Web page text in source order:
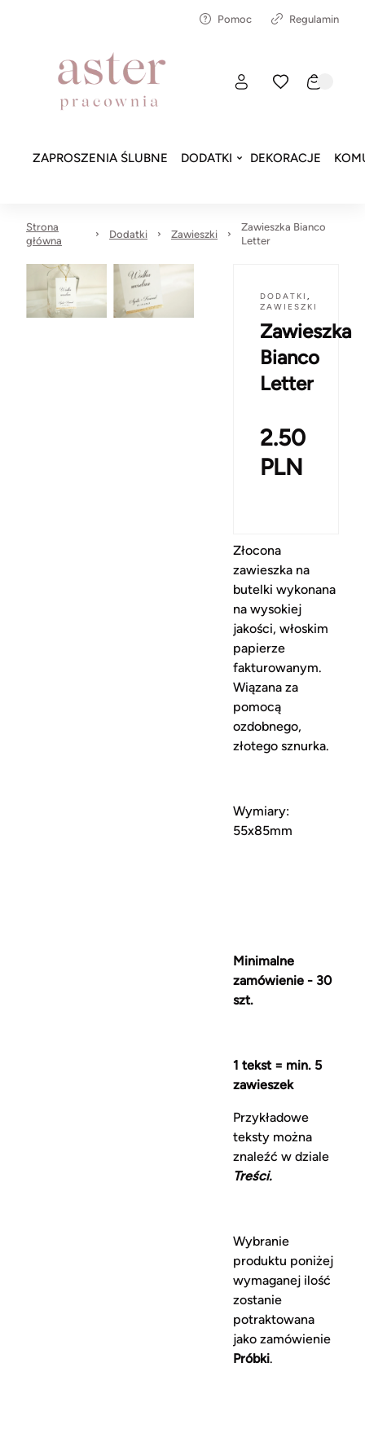
Pomoc Regulamin
ZAPROSZENIA ŚLUBNE DODATKI DEKORACJE
Strona
główna
Dodatki Zawieszki
Zawieszka Bianco
Letter
DODATKI,
ZAWIESZKI
Zawieszka
Bianco
Letter
2.50
PLN
Złocona
zawieszka na
butelki wykonana
na wysokiej
jakości, włoskim
papierze
fakturowanym.
Wiązana za
pomocą
ozdobnego,
złotego sznurka.
Wymiary:
55x85mm
Minimalne
zamówienie - 30
szt.
1 tekst = min. 5
zawieszek
Przykładowe
teksty można
znaleźć w dziale
Treści.
Wybranie
produktu poniżej
wymaganej ilość
zostanie
potraktowana
jako zamówienie
Próbki.